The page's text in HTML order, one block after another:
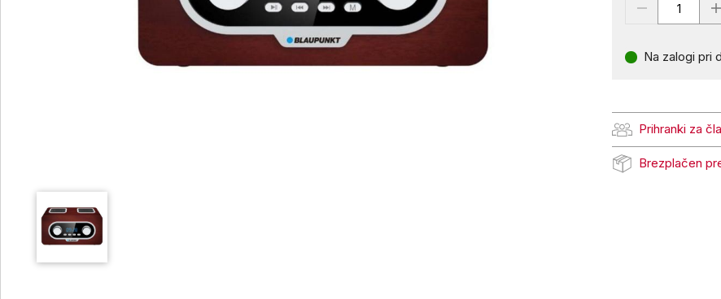
Na zalogi pri
Prihranki za
Prihranki za člane
Brezplačen
Brezplačen